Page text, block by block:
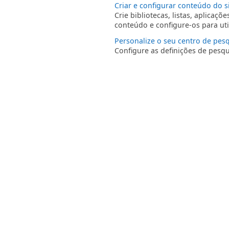
Criar e configurar conteúdo do
Crie bibliotecas, listas,
conteúdo e configure-os para
Personalize o seu centro de
Configure as definições de